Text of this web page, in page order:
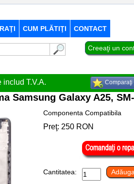
CUM PLĂTIŢI CONTACT
Creeaţi un
includ T.V.A.
Comparaţi
Samsung Galaxy A25,
Componenta Compatibila
Preţ: 250 RON
Cantitatea: